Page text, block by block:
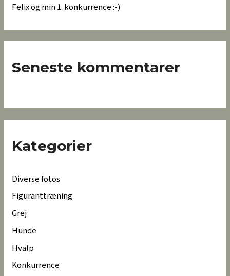
Felix og min 1. konkurrence :-)
Seneste kommentarer
Kategorier
Diverse fotos
Figuranttræning
Grej
Hunde
Hvalp
Konkurrence